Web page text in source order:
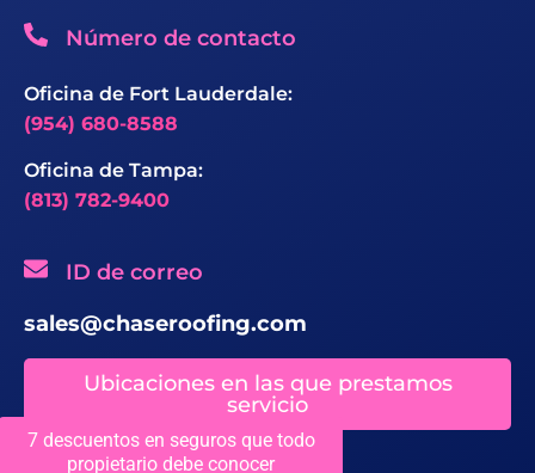
7 descuentos en seguros que todo
propietario debe conocer
Número de contacto
Oficina de Fort Lauderdale:
(954) 680-8588
Oficina de Tampa:
(813) 782-9400
ID de correo
sales@chaseroofing.com
Ubicaciones en las que prestamos
servicio